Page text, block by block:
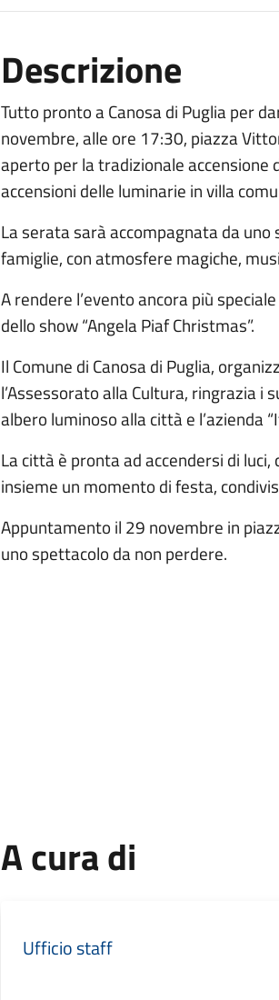
Descrizione
Tutto pronto a Canosa di Puglia per
novembre, alle ore 17:30, piazza
aperto per la tradizionale accensione
accensioni delle luminarie in villa
La serata sarà accompagnata da
famiglie, con atmosfere magiche,
A rendere l’evento ancora più
dello show “Angela Piaf Christmas”.
Il Comune di Canosa di Puglia,
l’Assessorato alla Cultura, ringrazia i
albero luminoso alla città e l’azienda
La città è pronta ad accendersi di
insieme un momento di festa,
Appuntamento il 29 novembre in
uno spettacolo da non perdere.
A cura di
Ufficio staff